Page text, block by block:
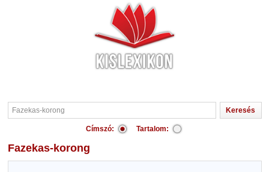
Címszó: Tartalom:
Fazekas-korong